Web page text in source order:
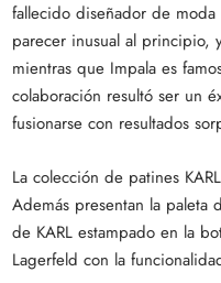
fallecido diseñador de
parecer inusual al principio,
mientras que Impala es
colaboración resultó ser un
fusionarse con resultados
La colección de patines
Además presentan la paleta
de KARL estampado en la
Lagerfeld con la